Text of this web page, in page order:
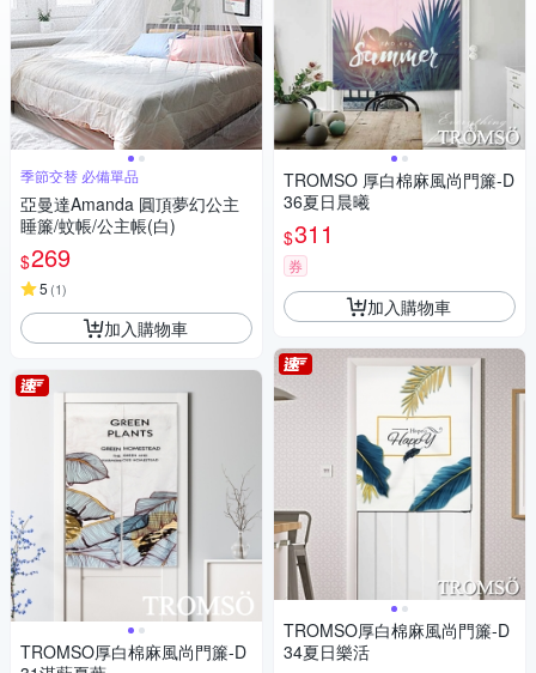
季節交替 必備單品
亞曼達Amanda 圓頂夢幻公主
睡簾/蚊帳/公主帳(白)
$269
5 (1)
加入購物車
TROMSO厚白棉麻風尚門簾-D
TROMSO 厚白棉麻風尚門簾-D
36夏日晨曦
$311
券
加入購物車
TROMSO厚白棉麻風尚門簾-D
34夏日樂活